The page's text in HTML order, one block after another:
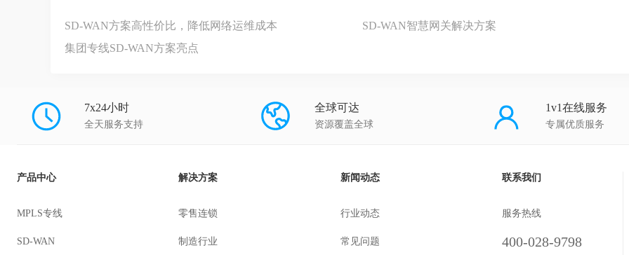
SD-WAN方案高性价比，降低网络运维成本
SD-WAN智慧网关解决方案
集团专线SD-WAN方案亮点
7x24小时
全天服务支持
全球可达
资源覆盖全球
1v1在线服务
专属优质服务
产品中心
MPLS专线
SD-WAN
解决方案
零售连锁
制造行业
新闻动态
行业动态
常见问题
联系我们
服务热线
400-028-9798